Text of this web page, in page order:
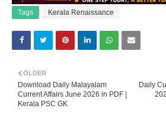
Tags Kerala Renaissance
Daily
OLDER
Download Daily Malayalam
Current Affairs June 2026 in PDF |
Kerala PSC GK